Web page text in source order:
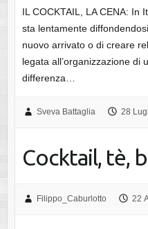
IL COCKTAIL, LA CENA: In
sta lentamente
nuovo arrivato o di creare
legata all’organizzazione di
differenza…
Sveva Battaglia 28
Cocktail, tè,
Filippo_Caburlotto 22